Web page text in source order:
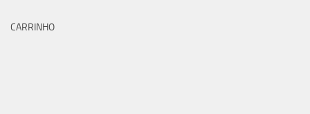
CARRINHO